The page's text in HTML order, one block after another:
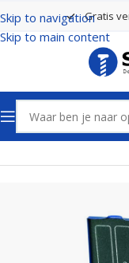
Skip to navigation
Skip to main content
Gratis
Home Boren